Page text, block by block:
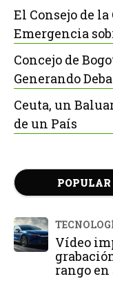
El Consejo de
Emergencia
Concejo de
Generando
Ceuta, un
de un País
POPULAR
Vídeo
rango en